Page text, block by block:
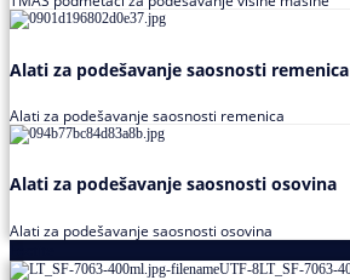
Alati za podešavanje saosnosti remenica
Alati za podešavanje saosnosti remenica
Alati za podešavanje saosnosti osovina
Alati za podešavanje saosnosti osovina